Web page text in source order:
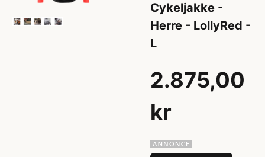
Cykeljakke -
Herre - LollyRed -
L
2.875,00
kr